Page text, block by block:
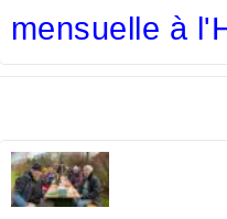
mensuelle à